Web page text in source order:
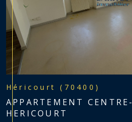
Héricourt (70400)
APPARTEMENT
HERICOURT